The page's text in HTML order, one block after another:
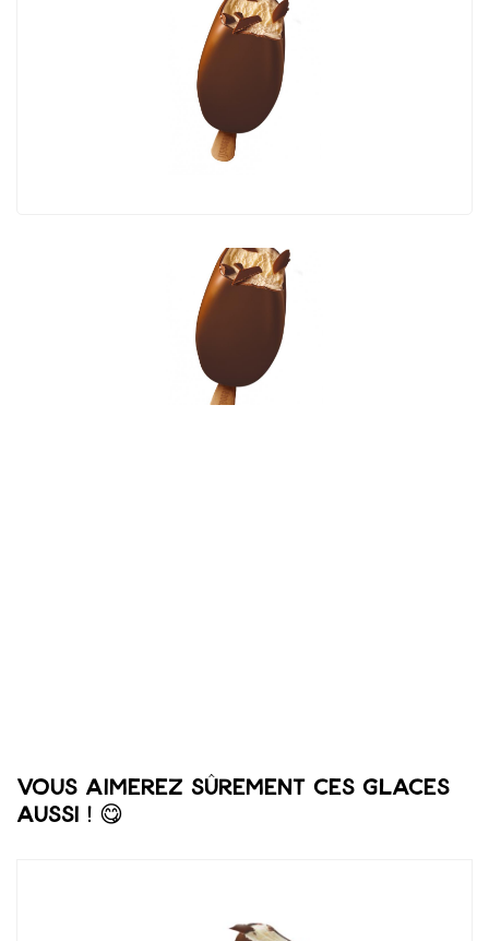
Vous aimerez sûrement ces glaces
aussi ! 😋